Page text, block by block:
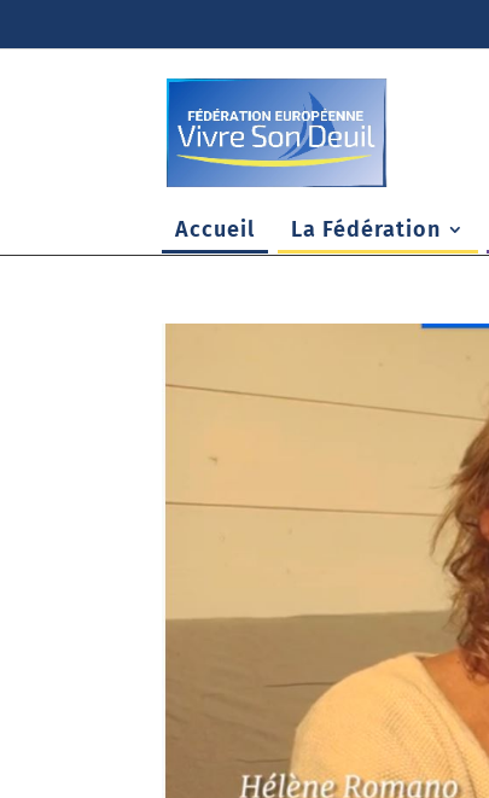
Accueil La Fédération